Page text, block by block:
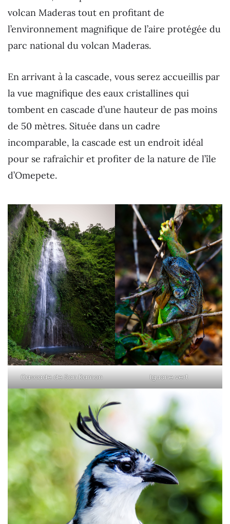
volcan Maderas tout en profitant de
l’environnement magnifique de l’aire protégée du
parc national du volcan Maderas.
En arrivant à la cascade, vous serez accueillis par
la vue magnifique des eaux cristallines qui
tombent en cascade d’une hauteur de pas moins
de 50 mètres. Située dans un cadre
incomparable, la cascade est un endroit idéal
pour se rafraîchir et profiter de la nature de l’île
d’Omepete.
Cascade de San Ramon Iguane vert